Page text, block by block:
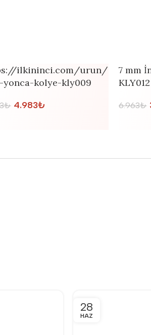
ilkininci.com/urun/
yonca-kolye-kly009
₺ 4.983₺
7 mm
KLY012
6.963₺
28
HAZ